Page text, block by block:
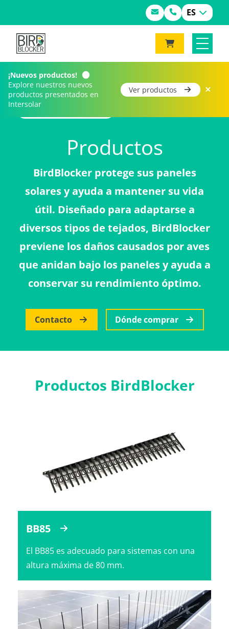
ES
¡Nuevos productos!
Explore nuestros nuevos
productos presentados en
Intersolar
Ver productos
Home
Productos
BirdBlocker protege sus paneles
solares y ayuda a mantener su vida
útil. Diseñado para adaptarse a
diversos tipos de tejados, BirdBlocker
previene los daños causados por aves
que anidan bajo los paneles y ayuda a
conservar su rendimiento óptimo.
Contacto Dónde comprar
Productos BirdBlocker
BB85
El BB85 es adecuado para sistemas con una
altura máxima de 80 mm.